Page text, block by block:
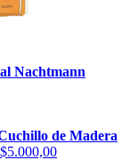
Nachtmann
de Madera